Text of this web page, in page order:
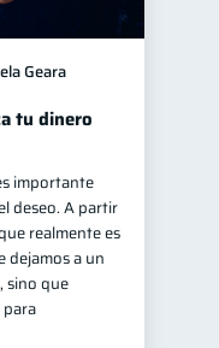
Geara
tu dinero
importante
deseo. A partir
realmente es
dejamos a un
sino que